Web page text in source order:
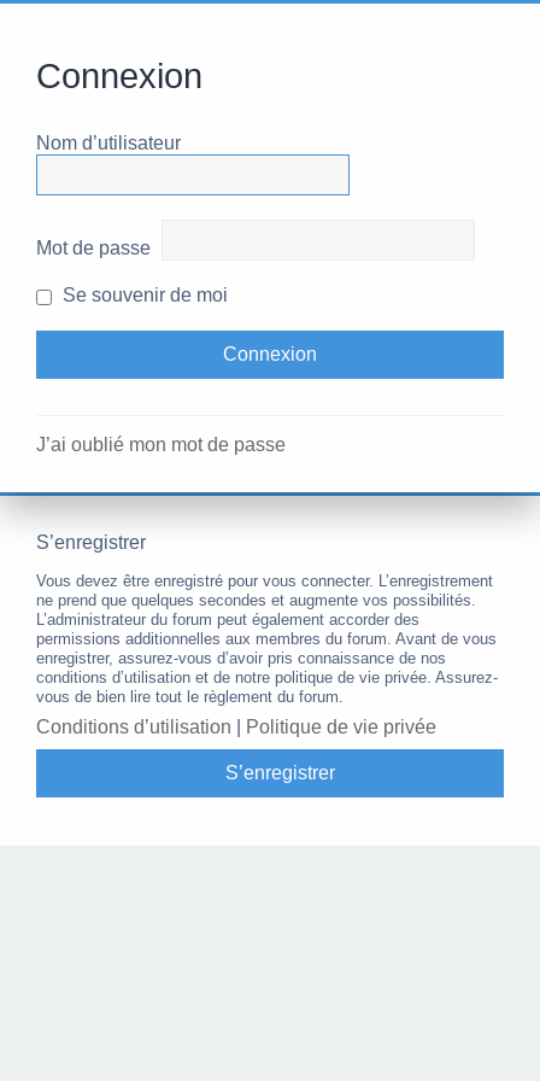
Connexion
Nom d’utilisateur
Mot de passe
Se souvenir de moi
J’ai oublié mon mot de passe
S’enregistrer
Vous devez être enregistré pour vous connecter. L’enregistrement
ne prend que quelques secondes et augmente vos possibilités.
L’administrateur du forum peut également accorder des
permissions additionnelles aux membres du forum. Avant de vous
enregistrer, assurez-vous d’avoir pris connaissance de nos
conditions d’utilisation et de notre politique de vie privée. Assurez-
vous de bien lire tout le règlement du forum.
Conditions d’utilisation Politique de vie privée
S’enregistrer